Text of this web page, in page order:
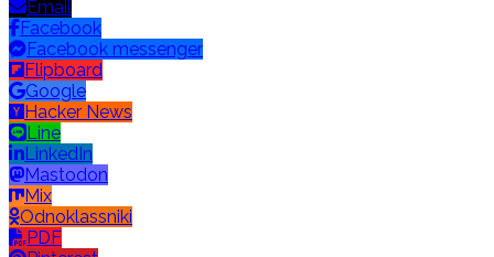
Email
Facebook
Facebook messenger
Flipboard
Google
Hacker News
Line
LinkedIn
Mastodon
Mix
Odnoklassniki
PDF